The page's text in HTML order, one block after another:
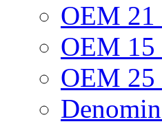
OEM
OEM 15
OEM 25